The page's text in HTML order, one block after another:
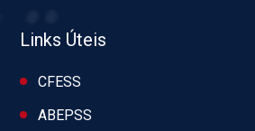
Links Úteis
CFESS
ABEPSS